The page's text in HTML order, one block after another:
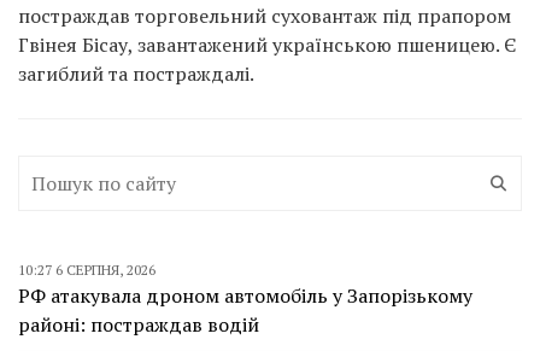
постраждав торговельний суховантаж під прапором
Гвінея Бісау, завантажений українською пшеницею. Є
загиблий та постраждалі.
10:27 6 СЕРПНЯ, 2026
РФ атакувала дроном автомобіль у Запорізькому
районі: постраждав водій